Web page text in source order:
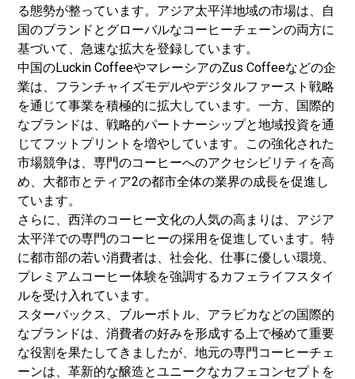
る態勢が整っています。アジア太平洋地域の市場は、自
国のブランドとグローバルなコーヒーチェーンの両方に
基づいて、急速な拡大を登録しています。
中国のLuckin CoffeeやマレーシアのZus Coffeeなどの企
業は、フランチャイズモデルやデジタルファースト戦略
を通じて事業を積極的に拡大しています。一方、国際的
なブランドは、戦略的パートナーシップと地域投資を通
じてフットプリントを増やしています。この強化された
市場競争は、専門のコーヒーへのアクセシビリティを高
め、大都市とティア2の都市全体の業界の成長を促進し
ています。
さらに、西洋のコーヒー文化の人気の高まりは、アジア
太平洋での専門のコーヒーの採用を促進しています。特
に都市部の若い消費者は、社会化、仕事に優しい環境、
プレミアムコーヒー体験を強調するカフェライフスタイ
ルを受け入れています。
スターバックス、ブルーボトル、アラビカなどの国際的
なブランドは、消費者の好みを形成する上で極めて重要
な役割を果たしてきましたが、地元の専門コーヒーチェ
ーンは、革新的な醸造とユニークなカフェコンセプトを